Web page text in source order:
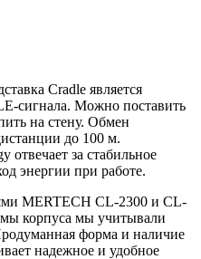
Cradle является
сигнала. Можно поставить
на стену. Обмен
до 100 м.
отвечает за стабильное
энергии при работе.
MERTECH CL-2300 и CL-
корпуса мы учитывали
форма и наличие
надежное и удобное